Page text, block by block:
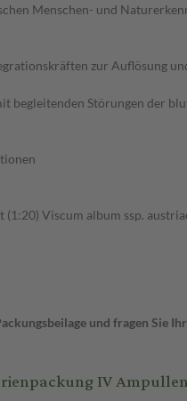
Menschen- und
zur Auflösung
begleitenden Störungen der
Viscum album ssp.
und fragen Sie
IV